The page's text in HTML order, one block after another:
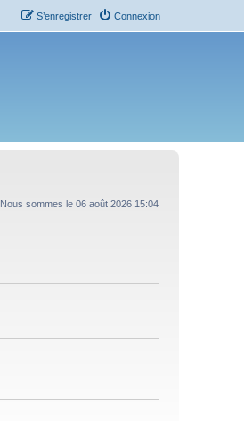
Connexion
S’enregistrer
Nous sommes le 06 août 2026 15:04